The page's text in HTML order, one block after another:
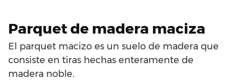
Parquet de madera maciza
El parquet macizo es un suelo de madera que
consiste en tiras hechas enteramente de
madera noble.